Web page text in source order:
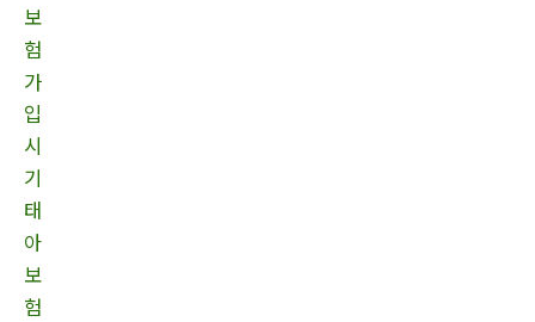
보
험
가
입
시
기
태
아
보
험